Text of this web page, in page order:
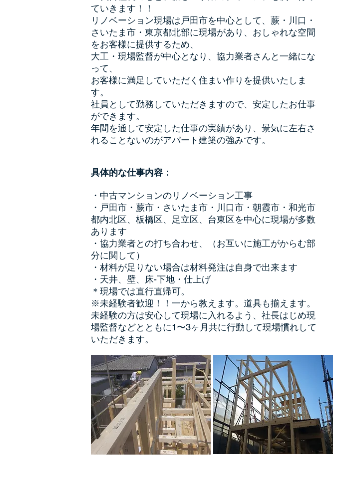
ていきます！！
リノベーション現場は戸田市を中心として、蕨・川口・
さいたま市・東京都北部に現場があり、おしゃれな空間
をお客様に提供するため、
大工・現場監督が中心となり、協力業者さんと一緒にな
って、
お客様に満足していただく住まい作りを提供いたしま
す。
社員として勤務していただきますので、安定したお仕事
ができます。
年間を通して安定した仕事の実績があり、景気に左右さ
れることないのがアパート建築の強みです。
具体的な仕事内容：
・中古マンションのリノベーション工事
・戸田市・蕨市・さいたま市・川口市・朝霞市・和光市
都内北区、板橋区、足立区、台東区を中心に現場が多数
あります
・協力業者との打ち合わせ、（お互いに施工がからむ部
分に関して）
・材料が足りない場合は材料発注は自身で出来ます
・天井、壁、床-下地・仕上げ
＊現場では直行直帰可。
※未経験者歓迎！！一から教えます。道具も揃えます。
未経験の方は安心して現場に入れるよう、社長はじめ現
場監督などとともに1〜3ヶ月共に行動して現場慣れして
いただきます。